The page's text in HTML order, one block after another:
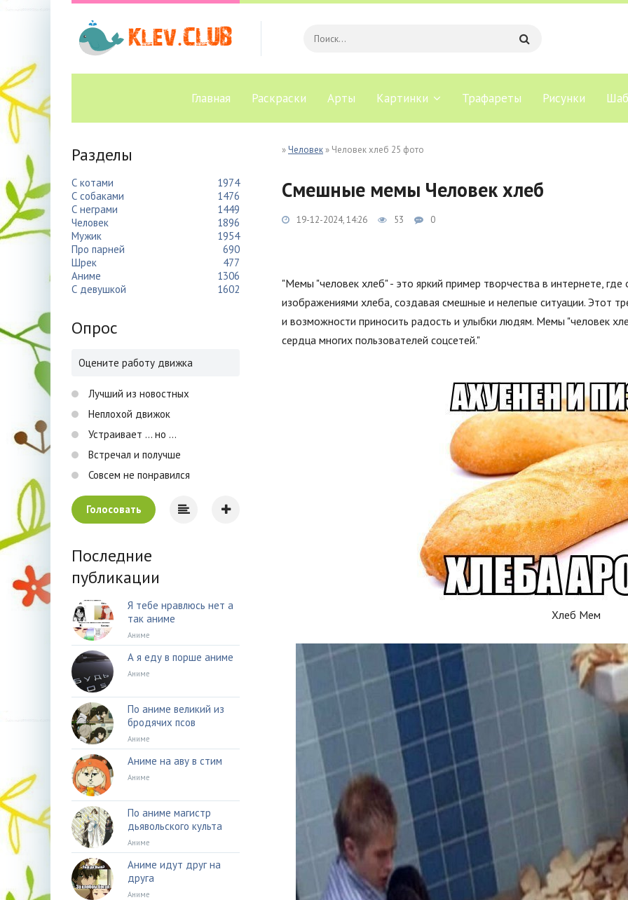
Главная Раскраски Арты Картинки Трафареты Рисунки
»Человек » Человек хлеб 25 фото
Смешные мемы Человек хлеб
19-12-2024, 14:26 53 0
"Мемы "человек хлеб" - это яркий пример творчества в интернете,
изображениями хлеба, создавая смешные и нелепые ситуации. Этот
и возможности приносить радость и улыбки людям. Мемы "человек
сердца многих пользователей соцсетей."
Хлеб Мем
Разделы
С котами
1974
С собаками
1476
С неграми
1449
Человек
1896
Мужик
1954
Про парней
690
Шрек
477
Аниме
1306
С девушкой
1602
Опрос
Оцените работу движка
Лучший из новостных
Неплохой движок
Устраивает ... но ...
Встречал и получше
Совсем не понравился
Голосовать
Последние
публикации
Я тебе нравлюсь нет а
так аниме
Аниме
А я еду в порше аниме
Аниме
По аниме великий из
бродячих псов
Аниме
Аниме на аву в стим
Аниме
По аниме магистр
дьявольского культа
Аниме
Аниме идут друг на
друга
Аниме